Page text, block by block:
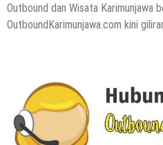
Outbound dan Wisata Karimunjawa
OutboundKarimunjawa.com kini